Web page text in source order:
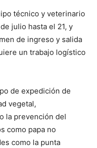
técnico y veterinario
julio hasta el 21, y
de ingreso y salida
un trabajo logístico
de expedición de
vegetal,
la prevención del
como papa no
como la punta